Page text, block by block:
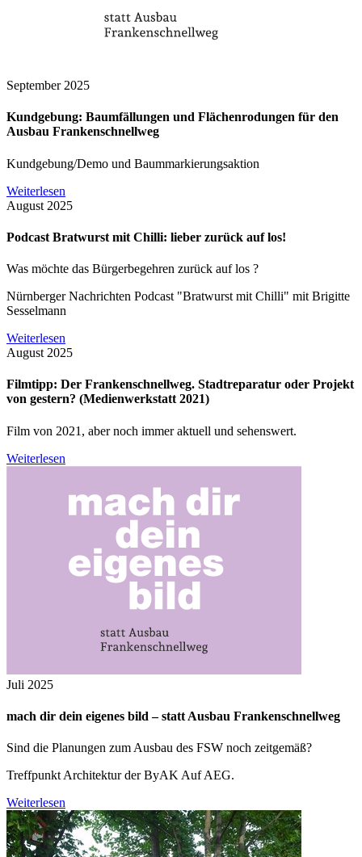
September 2025
Kundgebung: Baumfällungen und Flächenrodungen für den
Ausbau Frankenschnellweg
Kundgebung/Demo und Baummarkierungsaktion
Weiterlesen
August 2025
Podcast Bratwurst mit Chilli: lieber zurück auf los!
Was möchte das Bürgerbegehren zurück auf los ?
Nürnberger Nachrichten Podcast "Bratwurst mit Chilli" mit Brigitte
Sesselmann
Weiterlesen
August 2025
Filmtipp: Der Frankenschnellweg. Stadtreparatur oder Projekt
von gestern? (Medienwerkstatt 2021)
Film von 2021, aber noch immer aktuell und sehenswert.
Weiterlesen
Juli 2025
mach dir dein eigenes bild – statt Ausbau Frankenschnellweg
Sind die Planungen zum Ausbau des FSW noch zeitgemäß?
Treffpunkt Architektur der ByAK Auf AEG.
Weiterlesen